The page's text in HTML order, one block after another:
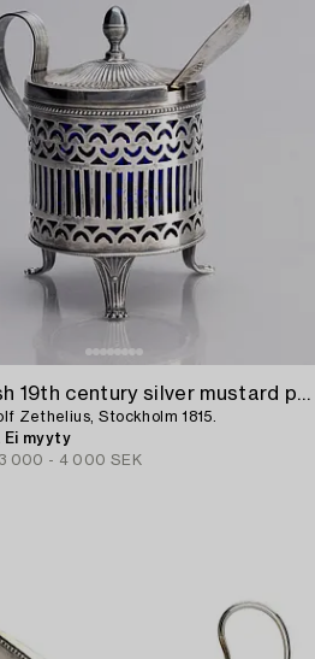
A Swedish 19th century silver mustard pot and spoon,
Zethelius, Stockholm 1815.
Ei myyty
3 000 - 4 000 SEK